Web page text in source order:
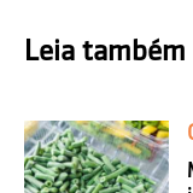
Leia também